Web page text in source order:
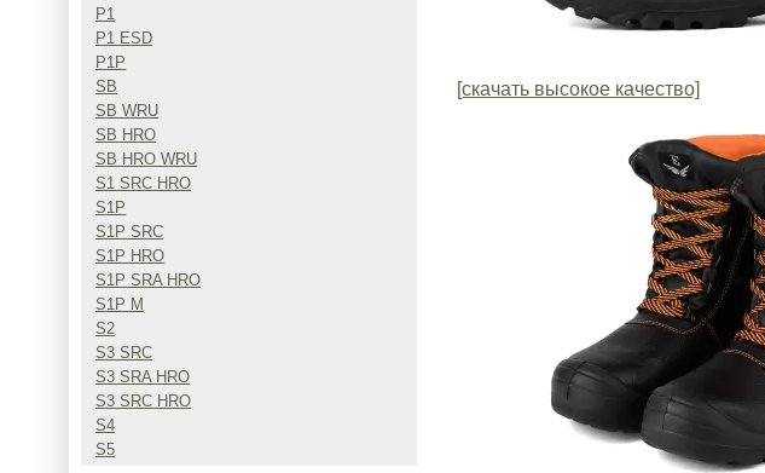
P1
P1 ESD
P1P
SB
SB WRU
SB HRO
SB HRO WRU
S1 SRC HRO
S1P
S1P SRC
S1P HRO
S1P SRA HRO
S1P M
S2
S3 SRC
S3 SRA HRO
S3 SRC HRO
S4
S5
[скачать высокое качество]